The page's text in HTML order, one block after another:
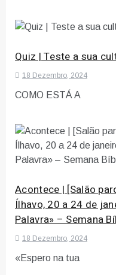
Quiz | Teste a sua
18 Dezembro, 2024
COMO ESTÁ A
Acontece | [Salão
Ílhavo, 20 a 24 de
Palavra» – Semana
18 Dezembro, 2024
«Espero na tua